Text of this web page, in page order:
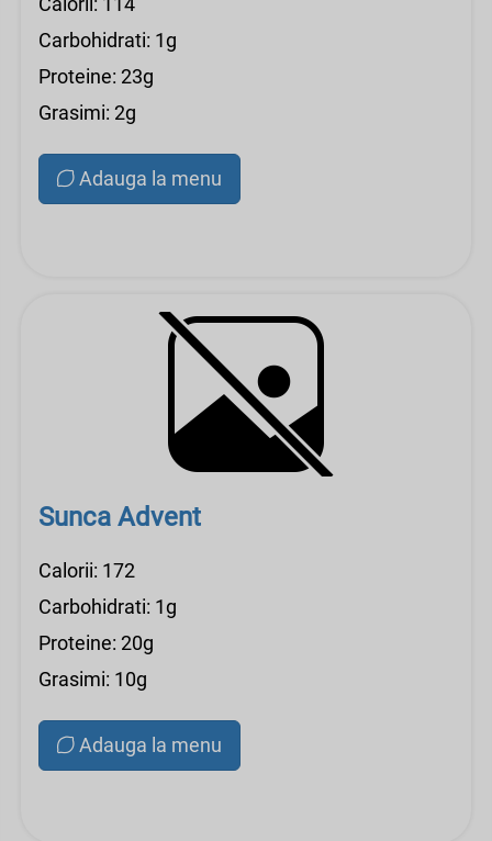
Carbohidrati: 1g
Proteine: 23g
Grasimi: 2g
Adauga la menu
Sunca Advent
Calorii: 172
Carbohidrati: 1g
Proteine: 20g
Grasimi: 10g
Adauga la menu